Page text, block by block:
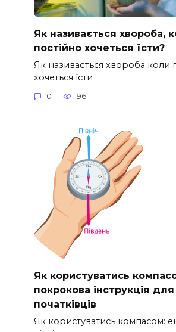
Як називається хвороба,
постійно хочеться їсти?
Як називається хвороба коли
хочеться їсти
0 96
Як користуватись
покрокова інструкція для
початківців
Як користуватись компасом: